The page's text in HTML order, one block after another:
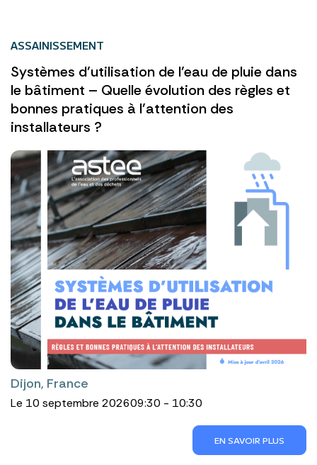
ASSAINISSEMENT
Systèmes d’utilisation de l’eau de pluie dans
le bâtiment – Quelle évolution des règles et
bonnes pratiques à l’attention des
installateurs ?
Dijon, France
Le 10 septembre 202609:30 - 10:30
EN SAVOIR PLUS